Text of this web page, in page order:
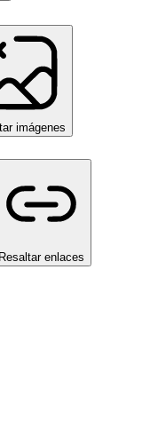
imágenes
Resaltar enlaces